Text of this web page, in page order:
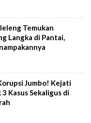
Temukan
Langka di Pantai,
Jumbo! Kejati
Kasus Sekaligus di